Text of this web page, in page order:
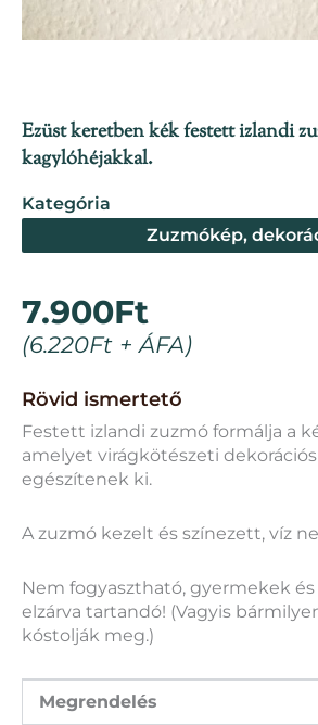
Ezüst keretben kék festett izlandi
kagylóhéjakkal.
Kategória
Zuzmókép,
7.900Ft
(6.220Ft + ÁFA)
Rövid ismertető
Festett izlandi zuzmó formálja a
amelyet virágkötészeti
egészítenek ki.
A zuzmó kezelt és színezett, víz
Nem fogyasztható, gyermekek
elzárva tartandó! (Vagyis
kóstolják meg.)
Megrendelés